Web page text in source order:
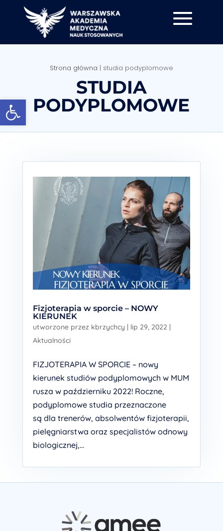
Strona główna | studia podyplomowe
STUDIA
PODYPLOMOWE
Fizjoterapia w sporcie – NOWY
KIERUNEK
utworzone przez kbrzychcy lip 29, 2022
Aktualności
FIZJOTERAPIA W SPORCIE – nowy
kierunek studiów podyplomowych w MUM
rusza w październiku 2022! Roczne,
podyplomowe studia przeznaczone
są dla trenerów, absolwentów fizjoterapii,
pielęgniarstwa oraz specjalistów odnowy
biologicznej,...
Otwórz pasek narzędzi